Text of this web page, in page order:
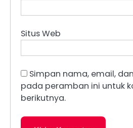
Situs Web
Simpan nama, email,
pada peramban ini untuk
berikutnya.